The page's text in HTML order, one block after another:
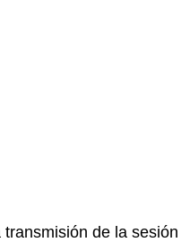
de la sesión